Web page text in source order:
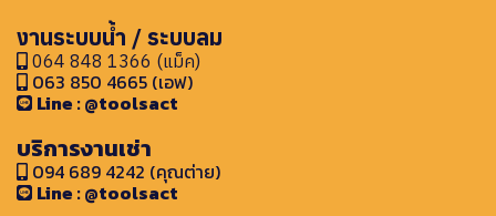
งานระบบน้ำ / ระบบลม
064 848 1366 (แม็ค)
063 850 4665 (เอฟ)
Line : @toolsact
บริการงานเช่า
094 689 4242 (คุณต่าย)
Line : @toolsact